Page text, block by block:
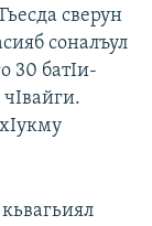
сверун
соналъул
30 батIи-
чIвайги.
хIукму